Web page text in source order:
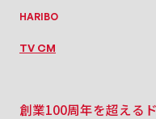
HARIBO
TV CM
創業100周年を超える